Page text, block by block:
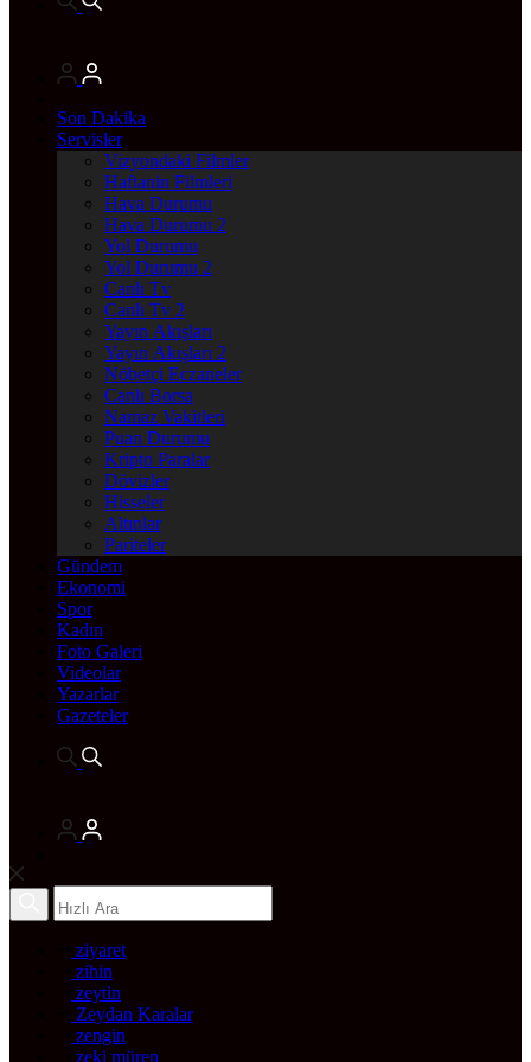
Son Dakika
Servisler
Vizyondaki Filmler
Haftanin Filmleri
Hava Durumu
Hava Durumu 2
Yol Durumu
Yol Durumu 2
Canlı Tv
Canlı Tv 2
Yayın Akışları
Yayın Akışları 2
Nöbetçi Eczaneler
Canlı Borsa
Namaz Vakitleri
Puan Durumu
Kripto Paralar
Dövizler
Hisseler
Altınlar
Pariteler
Gündem
Ekonomi
Spor
Kadın
Foto Galeri
Videolar
Yazarlar
Gazeteler
ziyaret
zihin
zeytin
Zeydan Karalar
zengin
zeki müren